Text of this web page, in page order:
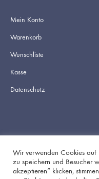
Mein Konto
Warenkorb
Wunschliste
Kasse
Datenschutz
Wir verwenden Cookies auf
zu speichern und Besucher
akzeptieren“ klicken,